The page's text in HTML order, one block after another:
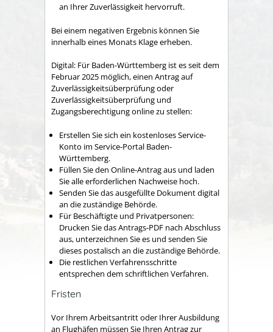
an Ihrer Zuverlässigkeit hervorruft.
​​​​​​​Bei einem negativen Ergebnis können Sie
innerhalb eines Monats Klage erheben.
Digital: Für Baden-Württemberg ist es seit dem
Februar 2025 möglich, einen Antrag auf
Zuverlässigkeitsüberprüfung oder
Zuverlässigkeitsüberprüfung und
Zugangsberechtigung online zu stellen:
Erstellen Sie sich ein kostenloses Service-
Konto im Service-Portal Baden-
Württemberg.
Füllen Sie den Online-Antrag aus und laden
Sie alle erforderlichen Nachweise hoch.
Senden Sie das ausgefüllte Dokument digital
an die zuständige Behörde.
Für Beschäftigte und Privatpersonen:
Drucken Sie das Antrags-PDF nach Abschluss
aus, unterzeichnen Sie es und senden Sie
dieses postalisch an die zuständige Behörde.
Die restlichen Verfahrensschritte
entsprechen dem schriftlichen Verfahren.
Fristen
Vor Ihrem Arbeitsantritt oder Ihrer Ausbildung
an Flughäfen müssen Sie Ihren Antrag zur